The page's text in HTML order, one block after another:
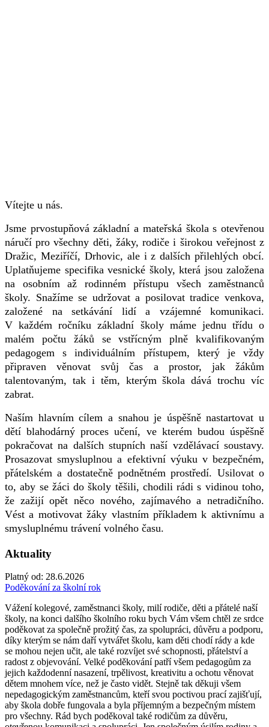
Vítejte u nás.
Jsme prvostupňová základní a mateřská škola s otevřenou
náručí pro všechny děti, žáky, rodiče i širokou veřejnost z
Dražic, Meziříčí, Drhovic, ale i z dalších přilehlých obcí.
Uplatňujeme specifika vesnické školy, která jsou založena
na osobním až rodinném přístupu všech zaměstnanců
školy. Snažíme se udržovat a posilovat tradice venkova,
založené na setkávání lidí a vzájemné komunikaci.
V každém ročníku základní školy máme jednu třídu o
malém počtu žáků se vstřícným plně kvalifikovaným
pedagogem s individuálním přístupem, který je vždy
připraven věnovat svůj čas a prostor, jak žákům
talentovaným, tak i těm, kterým škola dává trochu víc
zabrat.
Naším hlavním cílem a snahou je úspěšně nastartovat u
dětí blahodárný proces učení, ve kterém budou úspěšně
pokračovat na dalších stupních naší vzdělávací soustavy.
Prosazovat smysluplnou a efektivní výuku v bezpečném,
přátelském a dostatečně podnětném prostředí. Usilovat o
to, aby se žáci do školy těšili, chodili rádi s vidinou toho,
že zažijí opět něco nového, zajímavého a netradičního.
Vést a motivovat žáky vlastním příkladem k aktivnímu a
smysluplnému trávení volného času.
Aktuality
Platný od: 28.6.2026
Poděkování za školní rok
Vážení kolegové, zaměstnanci školy, milí rodiče, děti a přátelé naší
školy, na konci dalšího školního roku bych Vám všem chtěl ze srdce
poděkovat za společně prožitý čas, za spolupráci, důvěru a podporu,
díky kterým se nám daří vytvářet školu, kam děti chodí rády a kde
se mohou nejen učit, ale také rozvíjet své schopnosti, přátelství a
radost z objevování. Velké poděkování patří všem pedagogům za
jejich každodenní nasazení, trpělivost, kreativitu a ochotu věnovat
dětem mnohem více, než je často vidět. Stejně tak děkuji všem
nepedagogickým zaměstnancům, kteří svou poctivou prací zajišťují,
aby škola dobře fungovala a byla příjemným a bezpečným místem
pro všechny. Rád bych poděkoval také rodičům za důvěru,